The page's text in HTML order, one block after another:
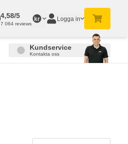
4,58/5
7 064 reviews
kr Logga in
Kundservice
Kontakta oss